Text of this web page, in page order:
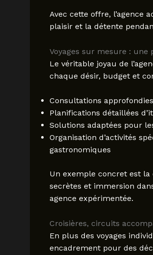
Avec cette offre, l’agence
plaisir et la détente
Voyages sur mesure : une
Le véritable joyau de
chaque désir, budget et
Consultations
Planifications détaillées
Solutions adaptées pour
Organisation d’activités
gastronomiques
Un exemple concret est la
secrètes et immersion
agence expérimentée.
Croisières, circuits
En plus des voyages
encadrement pour des